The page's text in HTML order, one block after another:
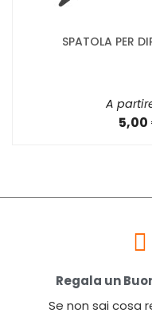
SPATOLA PER
A
5,00
Regala un
Se non sai cosa